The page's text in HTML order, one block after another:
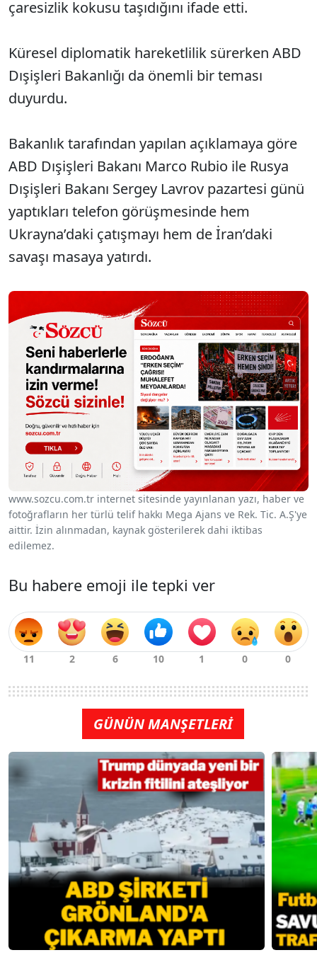
çaresizlik kokusu taşıdığını ifade etti.
Küresel diplomatik hareketlilik sürerken ABD
Dışişleri Bakanlığı da önemli bir teması
duyurdu.
Bakanlık tarafından yapılan açıklamaya göre
ABD Dışişleri Bakanı Marco Rubio ile Rusya
Dışişleri Bakanı Sergey Lavrov pazartesi günü
yaptıkları telefon görüşmesinde hem
Ukrayna’daki çatışmayı hem de İran’daki
savaşı masaya yatırdı.
www.sozcu.com.tr internet sitesinde yayınlanan yazı, haber ve
fotoğrafların her türlü telif hakkı Mega Ajans ve Rek. Tic. A.Ş'ye
aittir. İzin alınmadan, kaynak gösterilerek dahi iktibas
edilemez.
Bu habere emoji ile tepki ver
GÜNÜN MANŞETLERİ